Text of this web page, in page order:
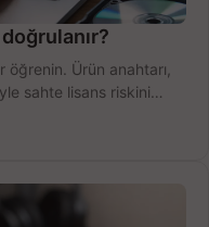
öğrenin. Ürün anahtarı,
sahte lisans riskini